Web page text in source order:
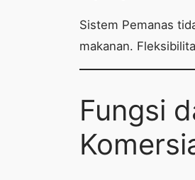
Sistem Pemanas
makanan.
Fungsi